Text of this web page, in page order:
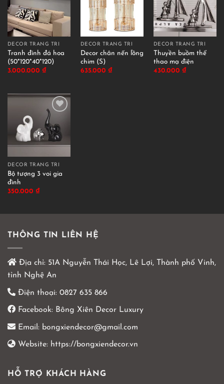
DECOR TRANG TRÍ
Tranh đính đá hoa
(50*120*40*120)
3.000.000 ₫
DECOR TRANG TRÍ
Decor chân nến lồng
chim (S)
635.000 ₫
DECOR TRANG TRÍ
Thuyền buồm thể
thao mạ điện
430.000 ₫
DECOR TRANG TRÍ
Bộ tượng 3 voi gia
đình
350.000 ₫
THÔNG TIN LIÊN HỆ
Địa chỉ: 51A Nguyễn Thái Học, Lê Lợi, Thành phố Vinh,
tỉnh Nghệ An
Điện thoại: 0827 635 866
Facebook: Bông Xiên Decor Luxury
Email: bongxiendecor@gmail.com
Website: https://bongxiendecor.vn
HỖ TRỢ KHÁCH HÀNG